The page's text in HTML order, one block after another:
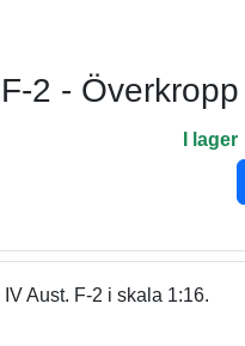
2 - Överkropp
I lager
Aust. F-2 i skala 1:16.